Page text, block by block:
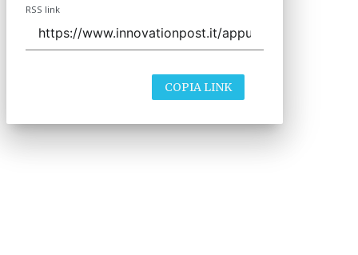
RSS link
COPIA LINK